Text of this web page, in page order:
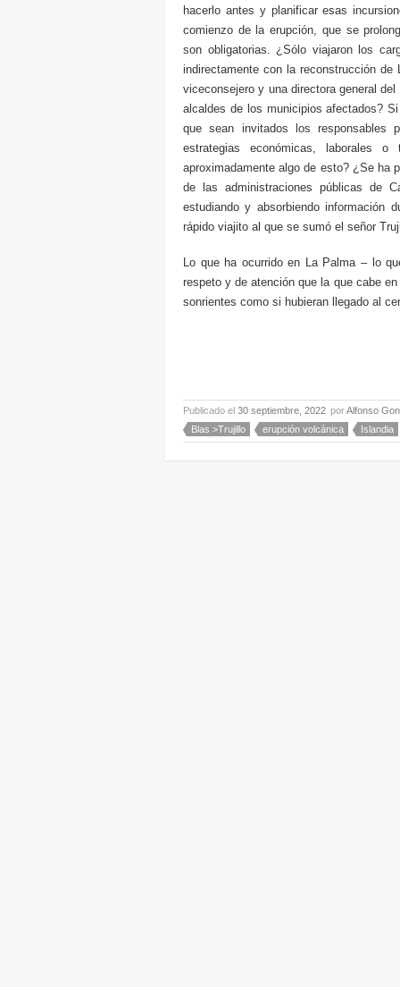
hacerlo antes y planificar esas
comienzo de la erupción, que se
son obligatorias. ¿Sólo viajaron los
indirectamente con la reconstrucción
viceconsejero y una directora general
alcaldes de los municipios afectados?
que sean invitados los responsables
estrategias económicas, laborales
aproximadamente algo de esto? ¿Se ha
de las administraciones públicas de
estudiando y absorbiendo información
rápido viajito al que se sumó el señor
Lo que ha ocurrido en La Palma – lo
respeto y de atención que la que cabe
sonrientes como si hubieran llegado
Publicado el 30 septiembre, 2022 porAlfonso
Blas >Trujillo
erupción volcánica Islandia